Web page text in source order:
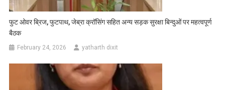
फुट ओवर ब्रिज, फुटपाथ, जेब्रा क्रॉसिंग सहित अन्य सड़क सुरक्षा बिन्दुओं पर महत्वपूर्ण
बैठक
February 24, 2026 yatharth dixit